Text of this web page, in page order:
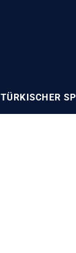
TÜRKISCHER